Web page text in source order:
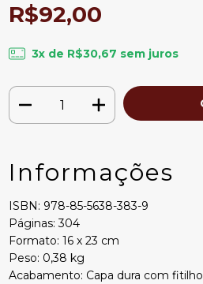
R$92,00
3x de R$30,67 sem juros
Informações
ISBN: 978-85-5638-383-9
Páginas: 304
Formato: 16 x 23 cm
Peso: 0,38 kg
Acabamento: Capa dura com fitilho